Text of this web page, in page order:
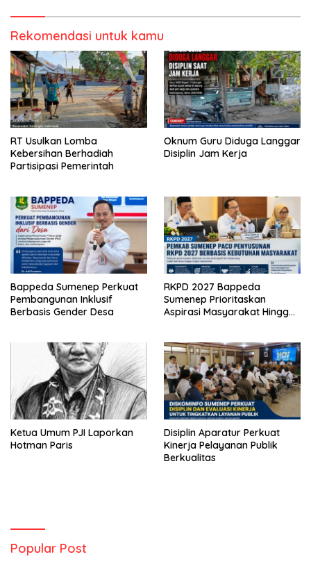
Rekomendasi untuk kamu
RT Usulkan Lomba
Kebersihan Berhadiah
Partisipasi Pemerintah
Oknum Guru Diduga Langgar
Disiplin Jam Kerja
Bappeda Sumenep Perkuat
Pembangunan Inklusif
Berbasis Gender Desa
RKPD 2027 Bappeda
Sumenep Prioritaskan
Aspirasi Masyarakat Hingga
Ketua Umum PJI Laporkan
Hotman Paris
Disiplin Aparatur Perkuat
Kinerja Pelayanan Publik
Berkualitas
Popular Post